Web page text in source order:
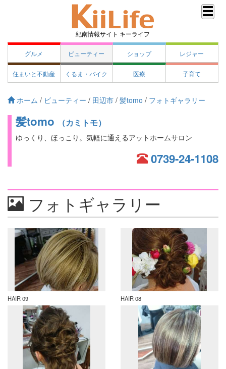
紀南情報サイト キーライフ
グルメ ビューティー ショップ レジャー
住まいと不動産 くるま・バイク 医療 子育て
ホーム / ビューティー / 田辺市 / 髪tomo / フォトギャラリー
髪tomo （カミトモ）
ゆっくり、ほっこり。気軽に通えるアットホームサロン
0739-24-1108
フォトギャラリー
HAIR 09 HAIR 08